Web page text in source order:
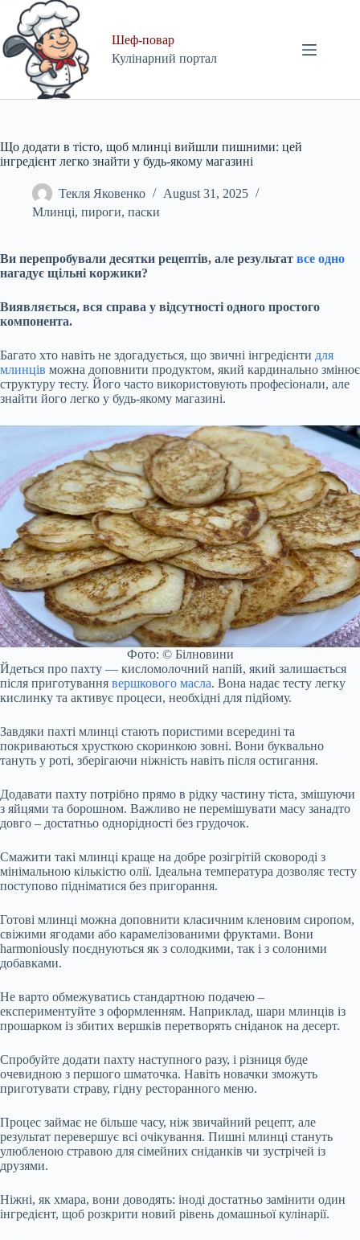
content
Шеф-повар
Кулінарний портал
Що додати в тісто, щоб млинці вийшли пишними: цей
інгредієнт легко знайти у будь-якому магазині
Текля Яковенко
August 31, 2025
Млинці, пироги, паски
Ви перепробували десятки рецептів, але результат все одно
нагадує щільні коржики?
Виявляється, вся справа у відсутності одного простого
компонента.
Багато хто навіть не здогадується, що звичні інгредієнти для
млинців можна доповнити продуктом, який кардинально змінює
структуру тесту. Його часто використовують професіонали, але
знайти його легко у будь-якому магазині.
Фото: © Білновини
Йдеться про пахту — кисломолочний напій, який залишається
після приготування вершкового масла. Вона надає тесту легку
кислинку та активує процеси, необхідні для підйому.
Завдяки пахті млинці стають пористими всередині та
покриваються хрусткою скоринкою зовні. Вони буквально
тануть у роті, зберігаючи ніжність навіть після остигання.
Додавати пахту потрібно прямо в рідку частину тіста, змішуючи
з яйцями та борошном. Важливо не перемішувати масу занадто
довго – достатньо однорідності без грудочок.
Смажити такі млинці краще на добре розігрітій сковороді з
мінімальною кількістю олії. Ідеальна температура дозволяє тесту
поступово підніматися без пригорання.
Готові млинці можна доповнити класичним кленовим сиропом,
свіжими ягодами або карамелізованими фруктами. Вони
harmoniously поєднуються як з солодкими, так і з солоними
добавками.
Не варто обмежуватись стандартною подачею –
експериментуйте з оформленням. Наприклад, шари млинців із
прошарком із збитих вершків перетворять сніданок на десерт.
Спробуйте додати пахту наступного разу, і різниця буде
очевидною з першого шматочка. Навіть новачки зможуть
приготувати страву, гідну ресторанного меню.
Процес займає не більше часу, ніж звичайний рецепт, але
результат перевершує всі очікування. Пишні млинці стануть
улюбленою стравою для сімейних сніданків чи зустрічей із
друзями.
Ніжні, як хмара, вони доводять: іноді достатньо замінити один
інгредієнт, щоб розкрити новий рівень домашньої кулінарії.